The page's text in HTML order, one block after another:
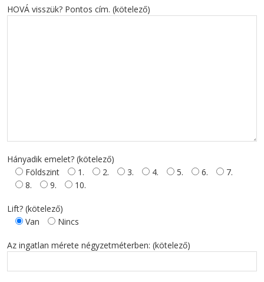
HOVÁ visszük? Pontos cím. (kötelező)
Hányadik emelet? (kötelező)
Földszint
1. 2. 3. 4. 5. 6.
7.
8.
9. 10.
Lift? (kötelező)
Van
Nincs
Az ingatlan mérete négyzetméterben: (kötelező)